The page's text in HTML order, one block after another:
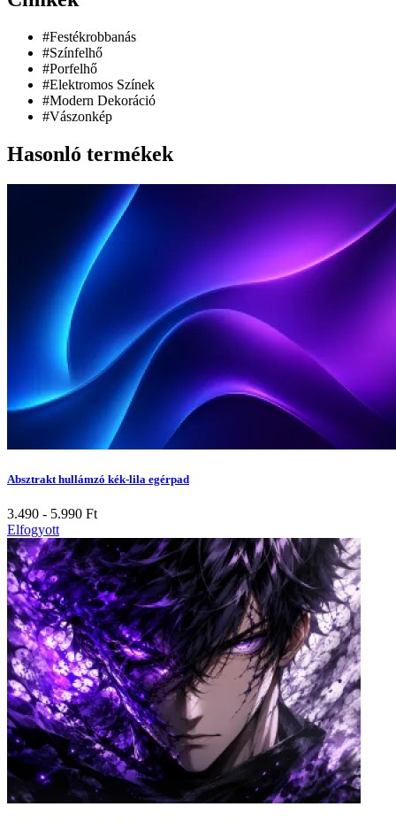
#Festékrobbanás
#Színfelhő
#Porfelhő
#Elektromos Színek
#Modern Dekoráció
#Vászonkép
Hasonló termékek
Absztrakt hullámzó kék-lila egérpad
3.490 - 5.990 Ft
Elfogyott